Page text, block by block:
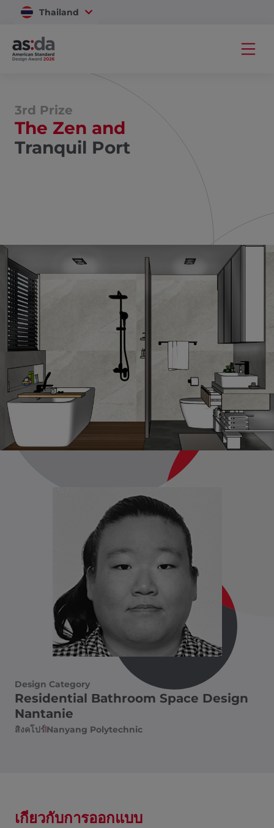
Thailand
Vietnam
3rd Prize
The Zen and
Tranquil Port
Design Category
Residential Bathroom Space Design
Nantanie
สิงคโปร์Nanyang Polytechnic
เกี่ยวกับการออกแบบ